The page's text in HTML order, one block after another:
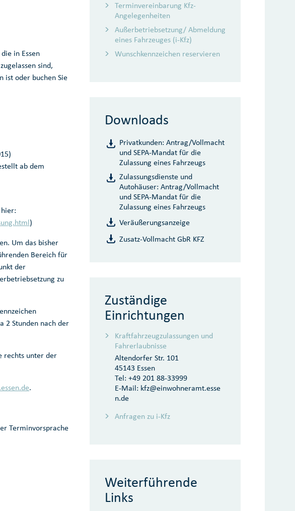
in Essen
sind,
ist oder buchen Sie
ab dem
)
Um das bisher
Bereich für
der
zu
2 Stunden nach der
rechts unter der
.
Terminvorsprache
Terminvereinbarung Kfz-
Angelegenheiten
Außerbetriebsetzung/ Abmeldung
eines Fahrzeuges (i-Kfz)
Wunschkennzeichen reservieren
Downloads
Privatkunden: Antrag/Vollmacht
und SEPA-Mandat für die
Zulassung eines Fahrzeugs
Zulassungsdienste und
Autohäuser: Antrag/Vollmacht
und SEPA-Mandat für die
Zulassung eines Fahrzeugs
Veräußerungsanzeige
Zusatz-Vollmacht GbR KFZ
Zuständige
Einrichtungen
Kraftfahrzeugzulassungen und
Fahrerlaubnisse
Altendorfer Str. 101
45143 Essen
Tel: +49 201 88-33999
E-Mail: kfz@einwohneramt.esse
n.de
Anfragen zu i-Kfz
Weiterführende
Links